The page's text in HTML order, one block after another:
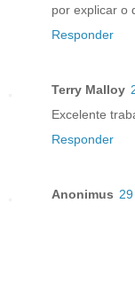
por explicar o
Responder
Terry Malloy
Excelente
Responder
Anonimus